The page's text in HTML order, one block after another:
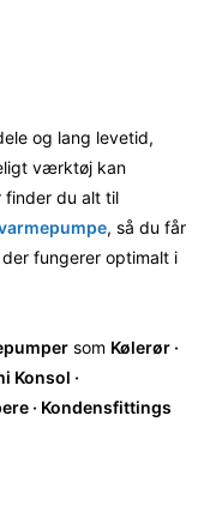
og lang levetid,
værktøj kan
finder du alt til
, så du får
fungerer optimalt i
som Kølerør ·
Konsol ·
· Kondensfittings